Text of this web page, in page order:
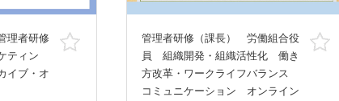
理者研修
ティン
イブ・オ
お気に入り管理者研修（課長） 労働組合役
員 組織開発・組織活性化 働き
方改革・ワークライフバランス
コミュニケーション オンライン